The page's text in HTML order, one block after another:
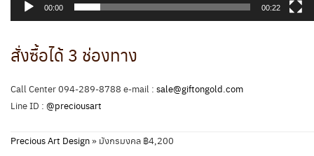
00:00 00:22
สั่งซื้อได้ 3 ช่องทาง
Call Center 094-289-8788 e-mail : sale@giftongold.com
Line ID : @preciousart
Precious Art Design» มังกรมงคล ฿4,200